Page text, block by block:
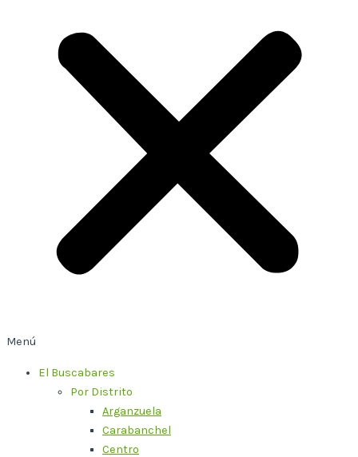
Menú
El Buscabares
Por Distrito
Arganzuela
Carabanchel
Centro